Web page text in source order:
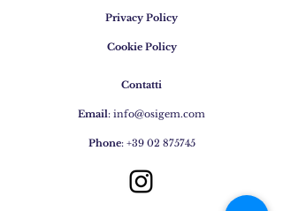
Privacy Policy
Cookie Policy
Contatti
Email: info@osigem.com
Phone: +39 02 875745